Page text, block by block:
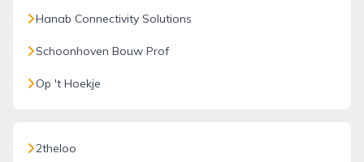
Hanab Connectivity Solutions
Schoonhoven Bouw Prof
Op 't Hoekje
2theloo